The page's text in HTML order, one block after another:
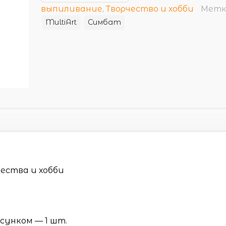
выпиливание, Творчество и хобби
MultiArt Симбат
и хобби
— 1 шт.